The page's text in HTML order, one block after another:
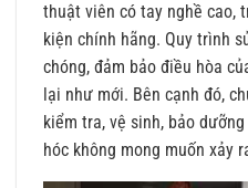
thuật viên có tay nghề cao,
kiện chính hãng. Quy trình
chóng, đảm bảo điều hòa
lại như mới. Bên cạnh đó,
kiểm tra, vệ sinh, bảo
hóc không mong muốn xảy